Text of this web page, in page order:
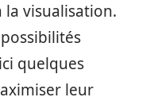
la visualisation.
quelques
leur